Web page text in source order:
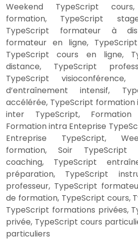
Weekend TypeScript
formation, TypeScript
TypeScript formateur à
formateur en ligne,
TypeScript cours en ligne,
distance, TypeScript
TypeScript
d’entraînement intensif,
accélérée, TypeScript formation
inter TypeScript,
Formation intra Enteprise
Entreprise TypeScript,
formation, Soir TypeScript
coaching, TypeScript
préparation, TypeScript
professeur, TypeScript
de formation, TypeScript cours,
TypeScript formations privées,
privée, TypeScript cours
particuliers